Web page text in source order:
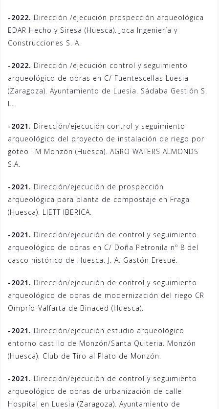
-2022. Dirección /ejecución prospección arqueológica
EDAR Hecho y Siresa (Huesca). Joca Ingeniería y
Construcciones S. A.
-2022. Dirección /ejecución control y seguimiento
arqueológico de obras en C/ Fuentescellas Luesia
(Zaragoza). Ayuntamiento de Luesia. Sádaba Gestión S.
L.
-2021. Dirección/ejecución control y seguimiento
arqueológico del proyecto de instalación de riego por
goteo TM Monzón (Huesca). AGRO WATERS ALMONDS
S.A.
-2021. Dirección/ejecución de prospección
arqueológica para planta de compostaje en Fraga
(Huesca). LIETT IBERICA.
-2021. Dirección/ejecución de control y seguimiento
arqueológico de obras en C/ Doña Petronila nº 8 del
casco histórico de Huesca. J. A. Gastón Eresué.
-2021. Dirección/ejecución de control y seguimiento
arqueológico de obras de modernización del riego CR
Omprío-Valfarta de Binaced (Huesca).
-2021. Dirección/ejecución estudio arqueológico
entorno castillo de Monzón/Santa Quiteria. Monzón
(Huesca). Club de Tiro al Plato de Monzón.
-2021. Dirección/ejecución de control y seguimiento
arqueológico de obras de urbanización de calle
Hospital en Luesia (Zaragoza). Ayuntamiento de